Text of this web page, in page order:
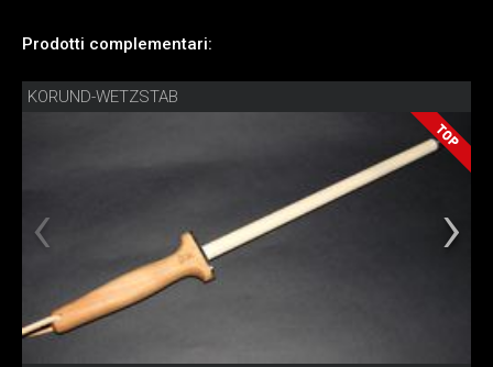
Prodotti complementari:
KORUND-WETZSTAB